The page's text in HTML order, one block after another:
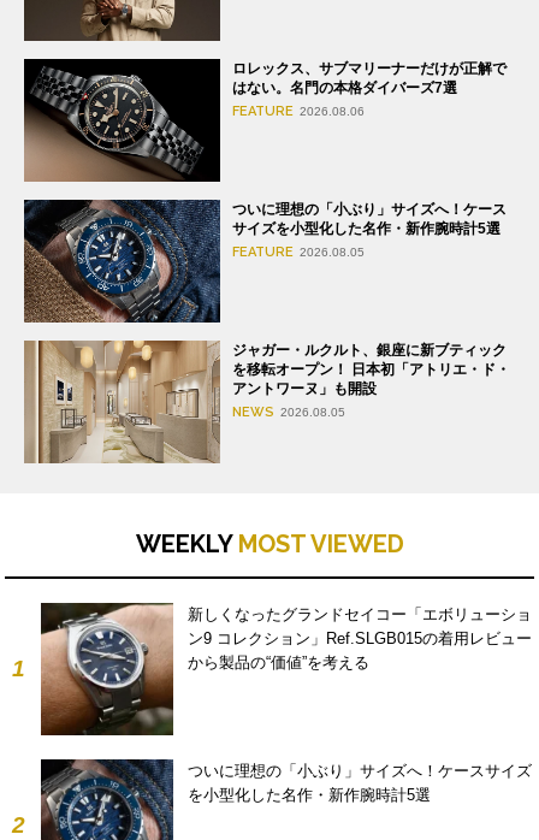
ロレックス、サブマリーナーだけが正解で
はない。名門の本格ダイバーズ7選
FEATURE 2026.08.06
ついに理想の「小ぶり」サイズへ！ケース
サイズを小型化した名作・新作腕時計5選
FEATURE 2026.08.05
ジャガー・ルクルト、銀座に新ブティック
を移転オープン！ 日本初「アトリエ・ド・
アントワーヌ」も開設
NEWS 2026.08.05
WEEKLY MOST VIEWED
1
新しくなったグランドセイコー「エボリューショ
ン9 コレクション」Ref.SLGB015の着用レビュー
から製品の“価値”を考える
2
ついに理想の「小ぶり」サイズへ！ケースサイズ
を小型化した名作・新作腕時計5選